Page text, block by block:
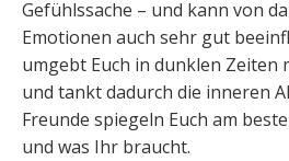
Gefühlssache – und kann von
Emotionen auch sehr gut
umgebt Euch in dunklen Zeiten
und tankt dadurch die inneren
Freunde spiegeln Euch am
und was Ihr braucht.